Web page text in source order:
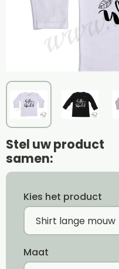
Stel uw product
samen:
Kies het product
Maat